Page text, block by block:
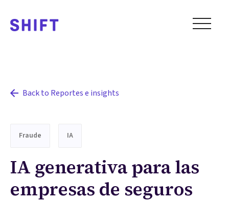
Back to Reportes e insights
Fraude IA
IA generativa para las
empresas de seguros